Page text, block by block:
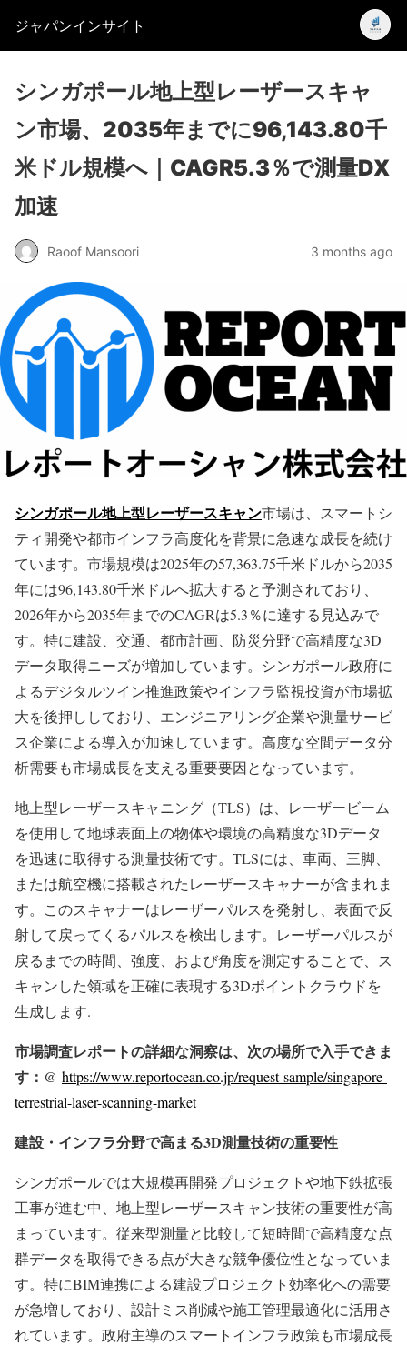
ジャパンインサイト
シンガポール地上型レーザースキャ
ン市場、2035年までに96,143.80千
米ドル規模へ｜CAGR5.3％で測量DX
加速
Raoof Mansoori 3 months ago
シンガポール地上型レーザースキャン市場は、スマートシ
ティ開発や都市インフラ高度化を背景に急速な成長を続け
ています。市場規模は2025年の57,363.75千米ドルから2035
年には96,143.80千米ドルへ拡大すると予測されており、
2026年から2035年までのCAGRは5.3％に達する見込みで
す。特に建設、交通、都市計画、防災分野で高精度な3D
データ取得ニーズが増加しています。シンガポール政府に
よるデジタルツイン推進政策やインフラ監視投資が市場拡
大を後押ししており、エンジニアリング企業や測量サービ
ス企業による導入が加速しています。高度な空間データ分
析需要も市場成長を支える重要要因となっています。
地上型レーザースキャニング（TLS）は、レーザービーム
を使用して地球表面上の物体や環境の高精度な3Dデータ
を迅速に取得する測量技術です。TLSには、車両、三脚、
または航空機に搭載されたレーザースキャナーが含まれま
す。このスキャナーはレーザーパルスを発射し、表面で反
射して戻ってくるパルスを検出します。レーザーパルスが
戻るまでの時間、強度、および角度を測定することで、ス
キャンした領域を正確に表現する3Dポイントクラウドを
生成します.
市場調査レポートの詳細な洞察は、次の場所で入手できま
す：@ https://www.reportocean.co.jp/request-sample/singapore-
terrestrial-laser-scanning-market
建設・インフラ分野で高まる3D測量技術の重要性
シンガポールでは大規模再開発プロジェクトや地下鉄拡張
工事が進む中、地上型レーザースキャン技術の重要性が高
まっています。従来型測量と比較して短時間で高精度な点
群データを取得できる点が大きな競争優位性となっていま
す。特にBIM連携による建設プロジェクト効率化への需要
が急増しており、設計ミス削減や施工管理最適化に活用さ
れています。政府主導のスマートインフラ政策も市場成長